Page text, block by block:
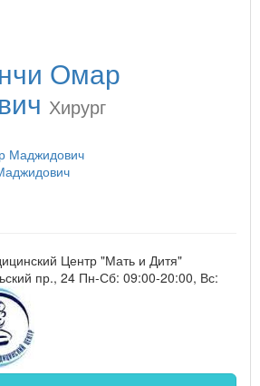
Омар
Хирург
Центр "Мать и Дитя"
пр., 24 Пн-Сб: 09:00-20:00, Вс: